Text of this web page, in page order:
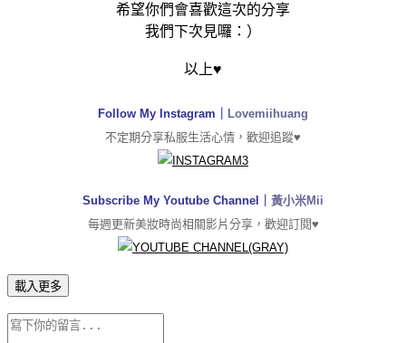
希望你們會喜歡這次的分享
我們下次見囉：）
以上♥
Follow My Instagram｜
Lovemiihuang
不定期分享私服生活心情，歡迎追蹤♥
Subscribe My Youtube Channel｜ 黃小米Mii
每週更新美妝時尚相關影片分享，歡迎訂閱♥
載入更多